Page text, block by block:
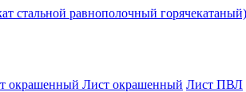
стальной равнополочный горячекатаный)
окрашенный Лист окрашенный Лист ПВЛ